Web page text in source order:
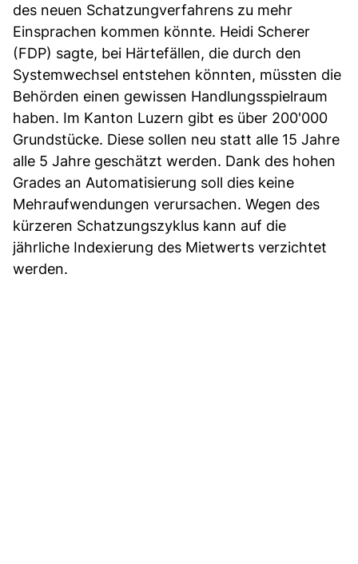
des neuen Schatzungverfahrens zu mehr
Einsprachen kommen könnte. Heidi Scherer
(FDP) sagte, bei Härtefällen, die durch den
Systemwechsel entstehen könnten, müssten die
Behörden einen gewissen Handlungsspielraum
haben. Im Kanton Luzern gibt es über 200'000
Grundstücke. Diese sollen neu statt alle 15 Jahre
alle 5 Jahre geschätzt werden. Dank des hohen
Grades an Automatisierung soll dies keine
Mehraufwendungen verursachen. Wegen des
kürzeren Schatzungszyklus kann auf die
jährliche Indexierung des Mietwerts verzichtet
werden.